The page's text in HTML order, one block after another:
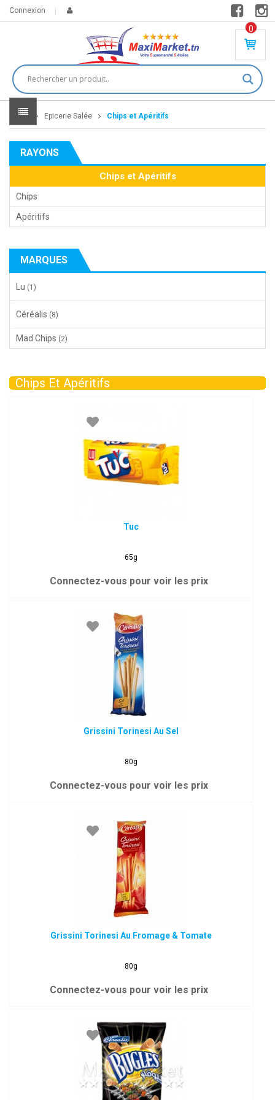
Connexion
0
PR
DU
IT(
S)
DT
Home Epicerie Salée Chips et Apéritifs
RAYONS
Chips et Apéritifs
Chips
Apéritifs
MARQUES
Lu (1)
Céréalis (8)
Mad Chips (2)
Chips Et Apéritifs
Tuc
65g
Connectez-vous pour voir les prix
Grissini Torinesi Au Sel
80g
Connectez-vous pour voir les prix
Grissini Torinesi Au Fromage & Tomate
80g
Connectez-vous pour voir les prix